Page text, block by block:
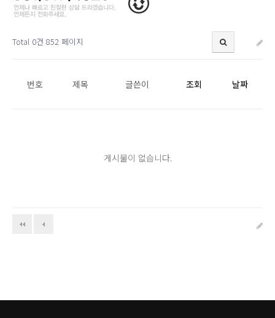
Total 0건 852 페이지
번호 제목 글쓴이 조회 날짜
게시물이 없습니다.